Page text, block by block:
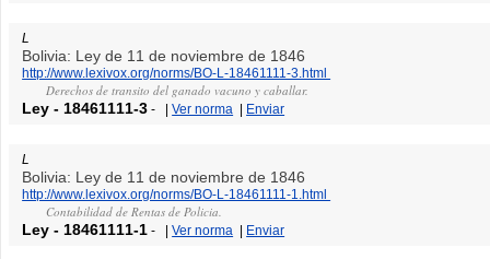
L
Bolivia: Ley de 11 de noviembre de 1846
http://www.lexivox.org/norms/BO-L-18461111-3.html
Derechos de transito del ganado vacuno y caballar.
Ley - 18461111-3 - |Ver norma | Enviar
L
Bolivia: Ley de 11 de noviembre de 1846
http://www.lexivox.org/norms/BO-L-18461111-1.html
Contabilidad de Rentas de Policia.
Ley - 18461111-1 - |Ver norma | Enviar